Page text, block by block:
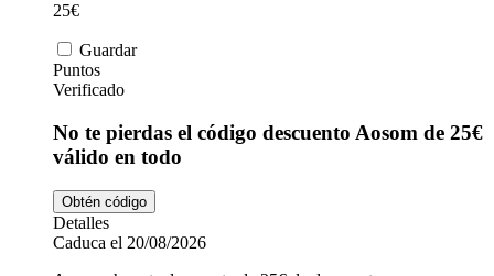
25€
Guardar
Puntos
Verificado
No te pierdas el código descuento Aosom de 25€
válido en todo
Obtén código
Detalles
Caduca el 20/08/2026